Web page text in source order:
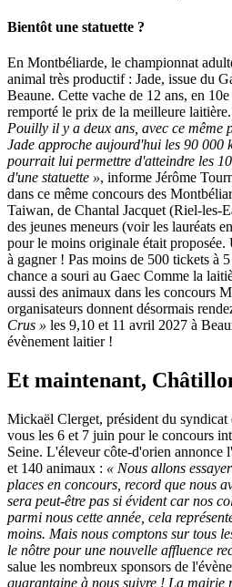
Bientôt une statuette ?
En Montbéliarde, le championnat
animal très productif : Jade, issue du
Beaune. Cette vache de 12 ans, en
remporté le prix de la meilleure laitière.
Pouilly il y a deux ans, avec ce même
Jade approche aujourd'hui les 90 000
pourrait lui permettre d'atteindre les
d'une statuette », informe Jérôme
dans ce même concours des
Taiwan, de Chantal Jacquet (Riel-les-
des jeunes meneurs (voir les lauréats
pour le moins originale était proposée.
à gagner ! Pas moins de 500 tickets à
chance a souri au Gaec Comme la
aussi des animaux dans les concours
organisateurs donnent désormais
Crus » les 9,10 et 11 avril 2027 à
évènement laitier !
Et maintenant,
Mickaël Clerget, président du
vous les 6 et 7 juin pour le concours
Seine. L'éleveur côte-d'orien annonce
et 140 animaux : « Nous allons
places en concours, record que nous
sera peut-être pas si évident car nos
parmi nous cette année, cela
moins. Mais nous comptons sur tous
le nôtre pour une nouvelle affluence
salue les nombreux sponsors de
quarantaine à nous suivre ! La mairie